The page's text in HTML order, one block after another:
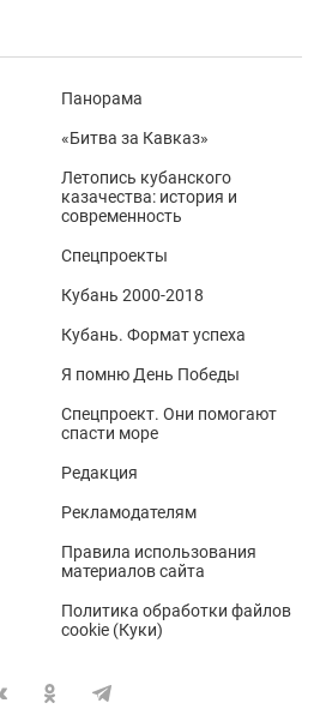
Панорама
«Битва за Кавказ»
Летопись кубанского
казачества: история и
современность
Спецпроекты
Кубань 2000-2018
Кубань. Формат успеха
Я помню День Победы
Спецпроект. Они помогают
спасти море
Редакция
Рекламодателям
Правила использования
материалов сайта
Политика обработки файлов
cookie (Куки)